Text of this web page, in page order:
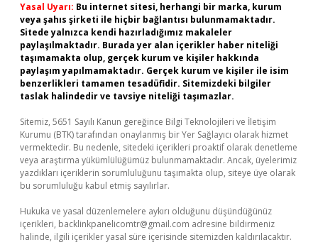
Yasal Uyarı: Bu internet sitesi, herhangi bir marka, kurum
veya şahıs şirketi ile hiçbir bağlantısı bulunmamaktadır.
Sitede yalnızca kendi hazırladığımız makaleler
paylaşılmaktadır. Burada yer alan içerikler haber niteliği
taşımamakta olup, gerçek kurum ve kişiler hakkında
paylaşım yapılmamaktadır. Gerçek kurum ve kişiler ile isim
benzerlikleri tamamen tesadüfidir. Sitemizdeki bilgiler
taslak halindedir ve tavsiye niteliği taşımazlar.
Sitemiz, 5651 Sayılı Kanun gereğince Bilgi Teknolojileri ve İletişim
Kurumu (BTK) tarafından onaylanmış bir Yer Sağlayıcı olarak hizmet
vermektedir. Bu nedenle, sitedeki içerikleri proaktif olarak denetleme
veya araştırma yükümlülüğümüz bulunmamaktadır. Ancak, üyelerimiz
yazdıkları içeriklerin sorumluluğunu taşımakta olup, siteye üye olarak
bu sorumluluğu kabul etmiş sayılırlar.
Hukuka ve yasal düzenlemelere aykırı olduğunu düşündüğünüz
içerikleri, backlinkpanelicomtr@gmail.com adresine bildirmeniz
halinde, ilgili içerikler yasal süre içerisinde sitemizden kaldırılacaktır.